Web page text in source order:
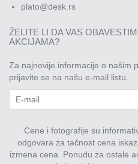
plato@desk.rs
ŽELITE LI DA VAS
AKCIJAMA?
Za najnovije informacije o našim
prijavite se na našu e-mail listu.
Cene i fotografije su
odgovara za tačnost cena
izmena cena. Ponudu za ostale